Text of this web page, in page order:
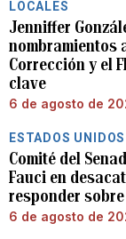
LOCALES
Jenniffer
nombramientos
Corrección y el
clave
6 de agosto de
ESTADOS UNIDOS
Comité del
Fauci en
responder sobre
6 de agosto de